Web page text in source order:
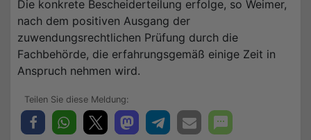
Die konkrete Bescheiderteilung erfolge, so Weimer,
nach dem positiven Ausgang der
zuwendungsrechtlichen Prüfung durch die
Fachbehörde, die erfahrungsgemäß einige Zeit in
Anspruch nehmen wird.